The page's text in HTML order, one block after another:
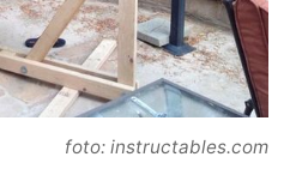
foto: instructables.com